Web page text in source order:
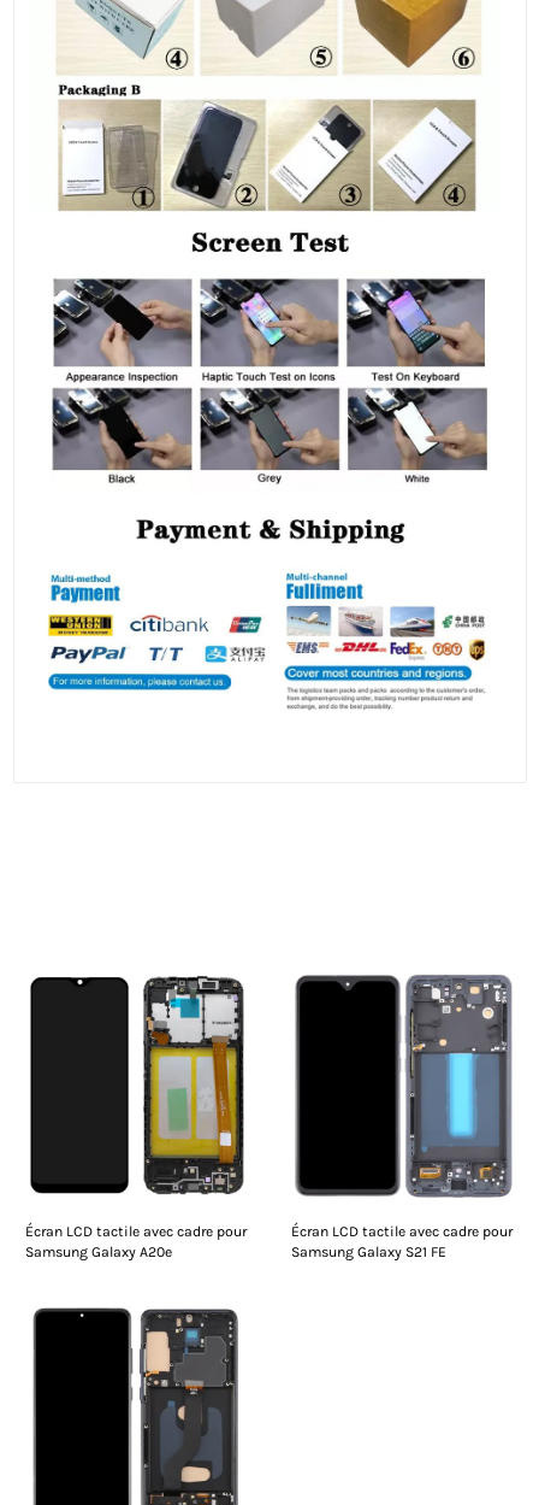
Écran LCD tactile avec cadre pour
Samsung Galaxy A20e
Écran LCD tactile avec cadre pour
Samsung Galaxy S21 FE